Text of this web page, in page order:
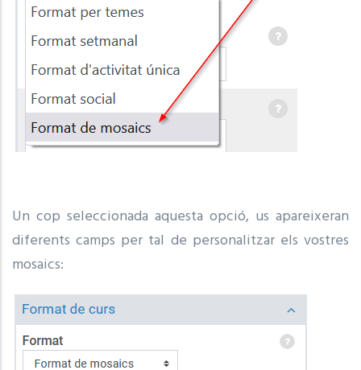
Un cop seleccionada aquesta opció, us apareixeran
diferents camps per tal de personalitzar els vostres
mosaics: